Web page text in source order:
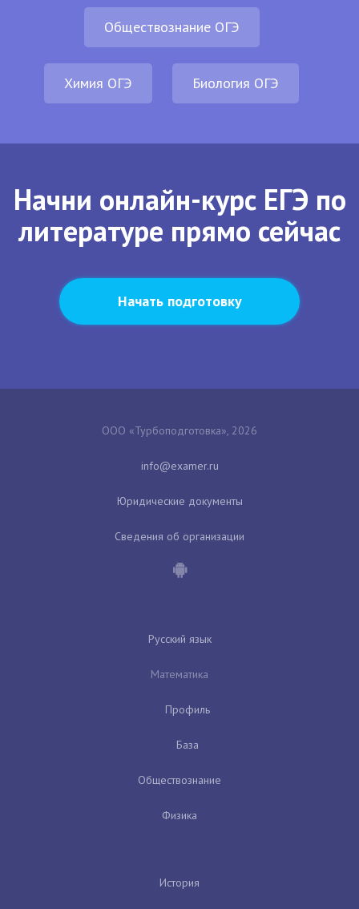
Обществознание ОГЭ
Химия ОГЭ Биология ОГЭ
Начни онлайн-курс ЕГЭ по
литературе прямо сейчас
Начать подготовку
ООО «Турбоподготовка», 2026
Юридические документы
Сведения об организации
Русский язык
Математика
Профиль
База
Обществознание
Физика
История